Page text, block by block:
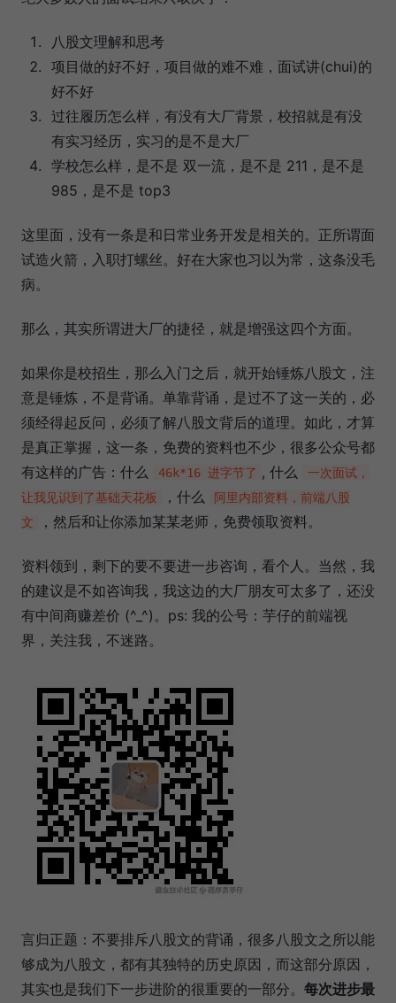
八股文理解和思考
项目做的好不好，项目做的难不难，面试讲(chui)的
好不好
过往履历怎么样，有没有大厂背景，校招就是有没
有实习经历，实习的是不是大厂
学校怎么样，是不是 双一流，是不是 211，是不是
985，是不是 top3
这里面，没有一条是和日常业务开发是相关的。正所谓面
试造火箭，入职打螺丝。好在大家也习以为常，这条没毛
病。
那么，其实所谓进大厂的捷径，就是增强这四个方面。
如果你是校招生，那么入门之后，就开始锤炼八股文，注
意是锤炼，不是背诵。单靠背诵，是过不了这一关的，必
须经得起反问，必须了解八股文背后的道理。如此，才算
是真正掌握，这一条，免费的资料也不少，很多公众号都
有这样的广告：什么
46k*16 进字节了 , 什么
一次面试，
让我见识到了基础天花板
，什么
阿里内部资料，前端八股
文
，然后和让你添加某某老师，免费领取资料。
资料领到，剩下的要不要进一步咨询，看个人。当然，我
的建议是不如咨询我，我这边的大厂朋友可太多了，还没
有中间商赚差价 (^_^)。ps: 我的公号：芋仔的前端视
界，关注我，不迷路。
言归正题：不要排斥八股文的背诵，很多八股文之所以能
够成为八股文，都有其独特的历史原因，而这部分原因，
其实也是我们下一步进阶的很重要的一部分。 每次进步最